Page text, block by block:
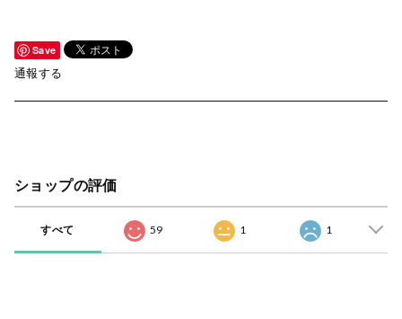
Save
通報する
ショップの評価
すべて 59 1 1